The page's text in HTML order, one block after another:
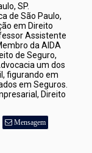
SP.
de São Paulo,
em Direito
Assistente
da AIDA
de Seguro,
um dos
figurando em
em Seguros.
Direito
Mensagem